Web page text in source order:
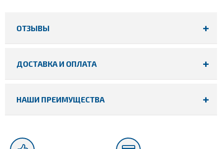
ОТЗЫВЫ
ДОСТАВКА И ОПЛАТА
НАШИ ПРЕИМУЩЕСТВА